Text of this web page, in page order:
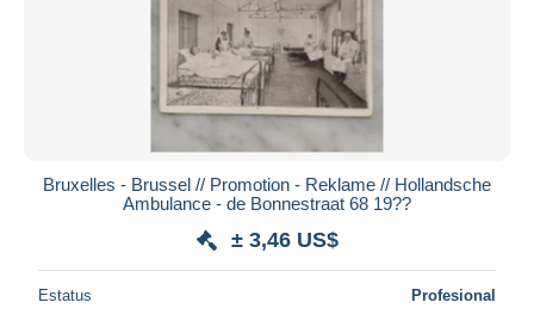
Bruxelles - Brussel // Promotion - Reklame // Hollandsche
Ambulance - de Bonnestraat 68 19??
± 3,46 US$
Estatus Profesional